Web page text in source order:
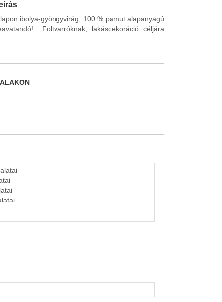
ibolya-gyöngyvirág, 100 % pamut alapanyagú
Foltvarróknak, lakásdekoráció céljára